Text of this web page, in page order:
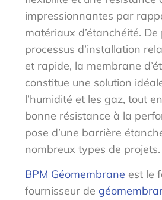
impressionnantes par
matériaux d’étanchéité. De
processus d’installation
et rapide, la membrane
constitue une solution
l’humidité et les gaz, tout
bonne résistance à la
pose d’une barrière
nombreux types de projets.
BPM Géomembrane est le
fournisseur de